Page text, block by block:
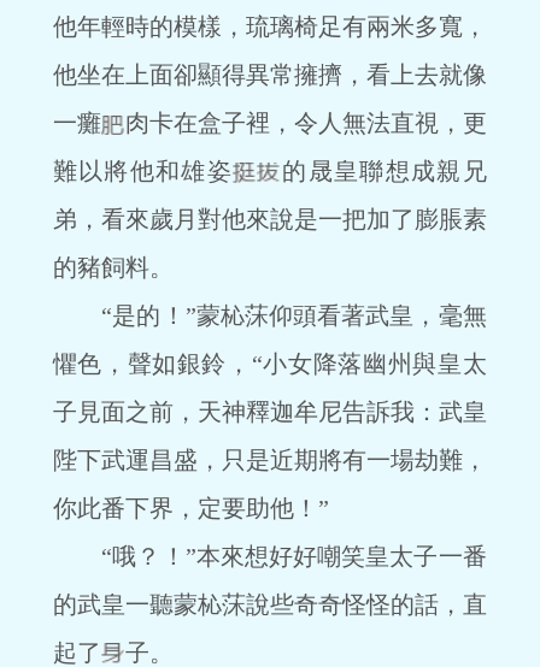
他年輕時的模樣，琉璃椅足有兩米多寬，
他坐在上面卻顯得異常擁擠，看上去就像
一癱
肉卡在盒子裡，令人無法直視，更
難以將他和雄姿
的晟皇聯想成親兄
弟，看來歲月對他來說是一把加了膨脹素
的豬飼料。
“是的！”蒙杺莯仰頭看著武皇，毫無
懼色，聲如銀鈴，“小女降落幽州與皇太
子見面之前，天神釋迦牟尼告訴我：武皇
陛下武運昌盛，只是近期將有一場劫難，
你此番下界，定要助他！”
“哦？！”本來想好好嘲笑皇太子一番
的武皇一聽蒙杺莯說些奇奇怪怪的話，直
起了
子。